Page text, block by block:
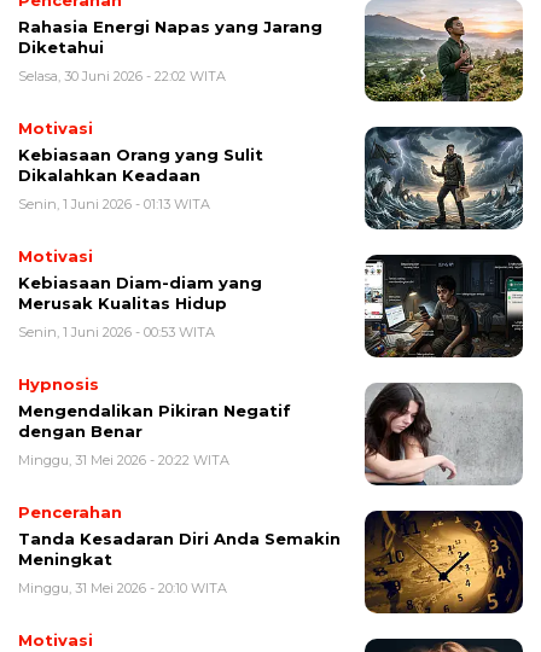
Rahasia Energi Napas yang Jarang
Diketahui
Selasa, 30 Juni 2026 - 22:02 WITA
Motivasi
Kebiasaan Orang yang Sulit
Dikalahkan Keadaan
Senin, 1 Juni 2026 - 01:13 WITA
Motivasi
Kebiasaan Diam-diam yang
Merusak Kualitas Hidup
Senin, 1 Juni 2026 - 00:53 WITA
Hypnosis
Mengendalikan Pikiran Negatif
dengan Benar
Minggu, 31 Mei 2026 - 20:22 WITA
Pencerahan
Tanda Kesadaran Diri Anda Semakin
Meningkat
Minggu, 31 Mei 2026 - 20:10 WITA
Motivasi